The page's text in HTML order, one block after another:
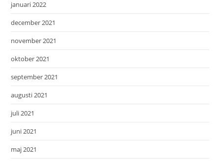
januari 2022
december 2021
november 2021
oktober 2021
september 2021
augusti 2021
juli 2021
juni 2021
maj 2021